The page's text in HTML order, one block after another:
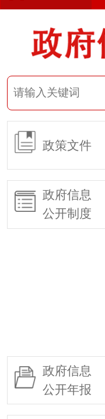
政策文件
政府信息
公开制度
政府信息
公开年报